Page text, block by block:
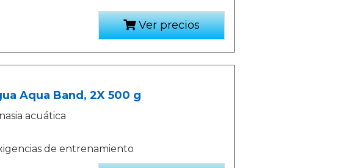
Ver precios
Aqua Band, 2X 500 g
acuática
de entrenamiento